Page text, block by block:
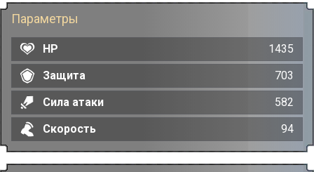
Параметры
HP
1435
Защита
703
Сила атаки
582
Скорость
94